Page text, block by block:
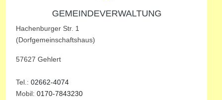
GEMEINDEVERWALTUNG
Hachenburger Str. 1
(Dorfgemeinschaftshaus)
57627 Gehlert
Tel.: 02662-4074
Mobil: 0170-7843230